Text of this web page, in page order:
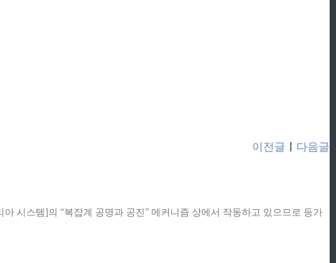
이전글 다음글
시스템]의 “복잡계 공명과 공진” 메커니즘 상에서 작동하고 있으므로 등가